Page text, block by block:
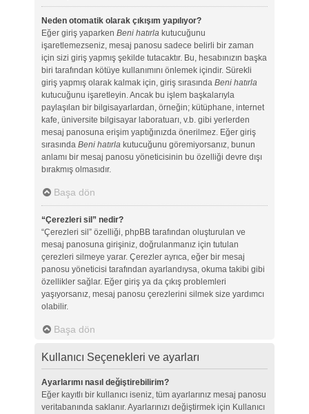
Neden otomatik olarak çıkışım yapılıyor?
Eğer giriş yaparken Beni hatırlakutucuğunu
işaretlemezseniz, mesaj panosu sadece belirli bir zaman
için sizi giriş yapmış şekilde tutacaktır. Bu, hesabınızın başka
biri tarafından kötüye kullanımını önlemek içindir. Sürekli
giriş yapmış olarak kalmak için, giriş sırasında Beni hatırla
kutucuğunu işaretleyin. Ancak bu işlem başkalarıyla
paylaşılan bir bilgisayarlardan, örneğin; kütüphane, internet
kafe, üniversite bilgisayar laboratuarı, v.b. gibi yerlerden
mesaj panosuna erişim yaptığınızda önerilmez. Eğer giriş
sırasında Beni hatırlakutucuğunu göremiyorsanız, bunun
anlamı bir mesaj panosu yöneticisinin bu özelliği devre dışı
bırakmış olmasıdır.
Başa dön
“Çerezleri sil” nedir?
“Çerezleri sil” özelliği, phpBB tarafından oluşturulan ve
mesaj panosuna girişiniz, doğrulanmanız için tutulan
çerezleri silmeye yarar. Çerezler ayrıca, eğer bir mesaj
panosu yöneticisi tarafından ayarlandıysa, okuma takibi gibi
özellikler sağlar. Eğer giriş ya da çıkış problemleri
yaşıyorsanız, mesaj panosu çerezlerini silmek size yardımcı
olabilir.
Başa dön
Kullanıcı Seçenekleri ve ayarları
Ayarlarımı nasıl değiştirebilirim?
Eğer kayıtlı bir kullanıcı iseniz, tüm ayarlarınız mesaj panosu
veritabanında saklanır. Ayarlarınızı değiştirmek için Kullanıcı